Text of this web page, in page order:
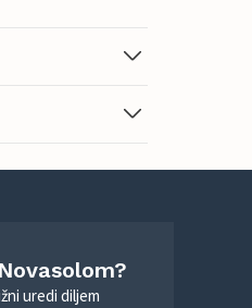
uredi diljem